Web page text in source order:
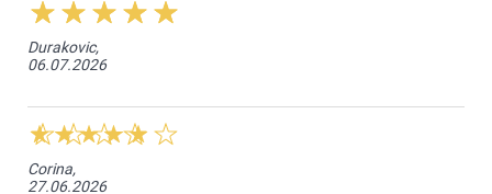
Durakovic,
06.07.2026
Corina,
27.06.2026